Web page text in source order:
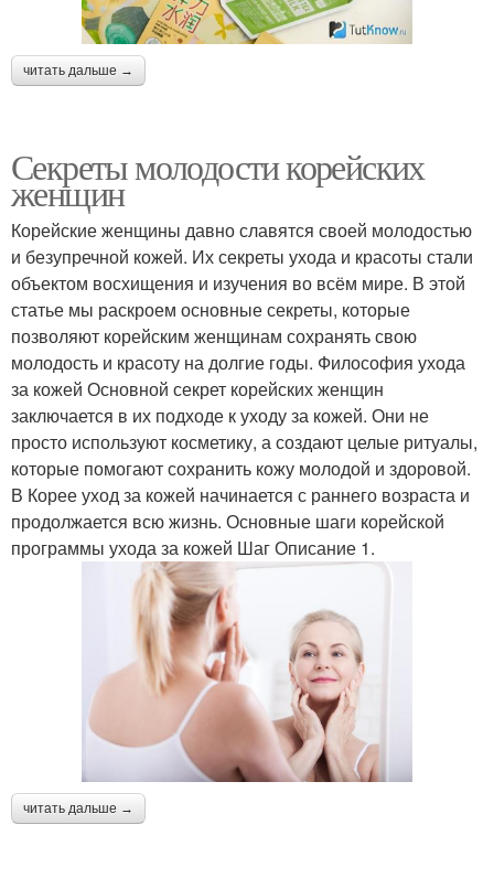
читать дальше →
Секреты молодости корейских
женщин
Корейские женщины давно славятся своей молодостью
и безупречной кожей. Их секреты ухода и красоты стали
объектом восхищения и изучения во всём мире. В этой
статье мы раскроем основные секреты, которые
позволяют корейским женщинам сохранять свою
молодость и красоту на долгие годы. Философия ухода
за кожей Основной секрет корейских женщин
заключается в их подходе к уходу за кожей. Они не
просто используют косметику, а создают целые ритуалы,
которые помогают сохранить кожу молодой и здоровой.
В Корее уход за кожей начинается с раннего возраста и
продолжается всю жизнь. Основные шаги корейской
программы ухода за кожей Шаг Описание 1.
читать дальше →